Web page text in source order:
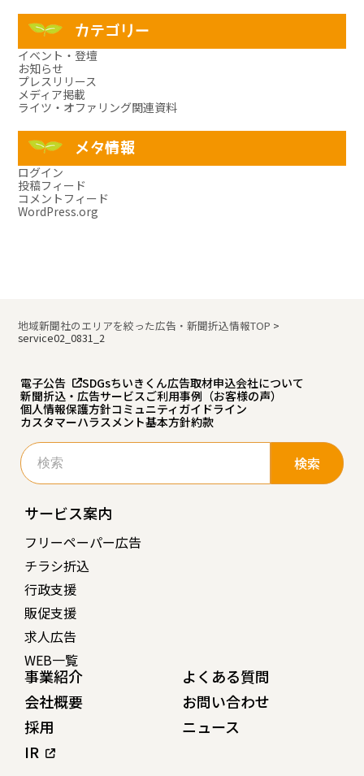
カテゴリー
イベント・登壇
お知らせ
プレスリリース
メディア掲載
ライツ・オファリング関連資料
メタ情報
ログイン
投稿フィード
コメントフィード
WordPress.org
地域新聞社のエリアを絞った広告・新聞折込情報TOP >
service02_0831_2
電子公告 SDGsちいきくん広告取材申込会社について
新聞折込・広告サービスご利用事例（お客様の声）
個人情報保護方針コミュニティガイドライン
カスタマーハラスメント基本方針約款
検
索:
サービス案内
フリーペーパー広告
チラシ折込
行政支援
販促支援
求人広告
WEB一覧
事業紹介
会社概要
採用
IR
よくある質問
お問い合わせ
ニュース